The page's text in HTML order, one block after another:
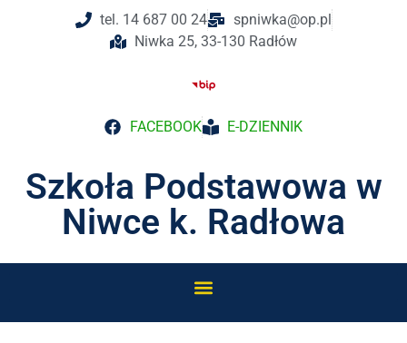
tel. 14 687 00 24
spniwka@op.pl
Niwka 25, 33-130 Radłów
FACEBOOK E-DZIENNIK
Szkoła Podstawowa w
Niwce k. Radłowa